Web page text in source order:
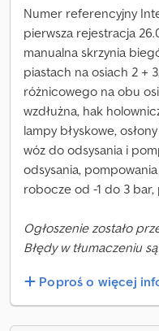
Numer referencyjny
pierwsza rejestracja
manualna skrzynia
piastach na osiach 2 +
różnicowego na obu
wzdłużna, hak
lampy błyskowe,
wóz do odsysania i
odsysania,
robocze od -1 do 3
Ogłoszenie zostało
Błędy w tłumaczeniu
Poproś o więcej